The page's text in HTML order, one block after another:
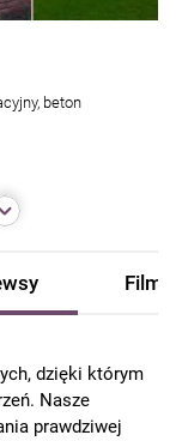
beton
Filmy
dzięki którym
Nasze
prawdziwej